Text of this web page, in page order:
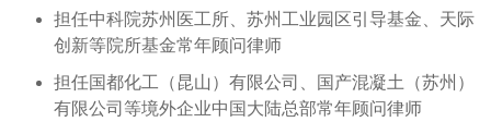
担任中科院苏州医工所、苏州工业园区引导基金、天际
创新等院所基金常年顾问律师
担任国都化工（昆山）有限公司、国产混凝土（苏州）
有限公司等境外企业中国大陆总部常年顾问律师